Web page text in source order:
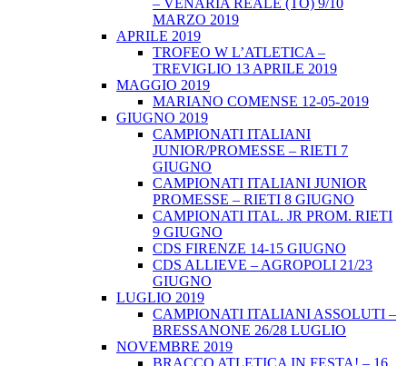
– VENARIA REALE (TO) 9/10
MARZO 2019
APRILE 2019
TROFEO W L’ATLETICA –
TREVIGLIO 13 APRILE 2019
MAGGIO 2019
MARIANO COMENSE 12-05-2019
GIUGNO 2019
CAMPIONATI ITALIANI
JUNIOR/PROMESSE – RIETI 7
GIUGNO
CAMPIONATI ITALIANI JUNIOR
PROMESSE – RIETI 8 GIUGNO
CAMPIONATI ITAL. JR PROM. RIETI
9 GIUGNO
CDS FIRENZE 14-15 GIUGNO
CDS ALLIEVE – AGROPOLI 21/23
GIUGNO
LUGLIO 2019
CAMPIONATI ITALIANI ASSOLUTI –
BRESSANONE 26/28 LUGLIO
NOVEMBRE 2019
BRACCO ATLETICA IN FESTA! – 16